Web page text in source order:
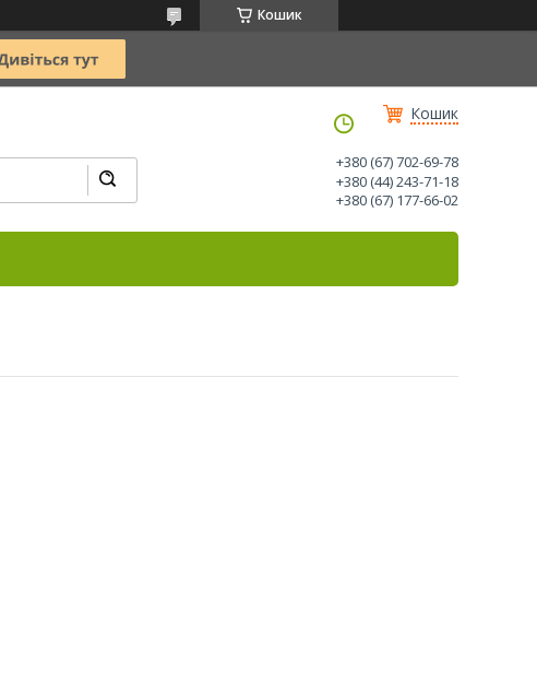
Кошик
Кошик
+380 (67) 702-69-78
+380 (44) 243-71-18
+380 (67) 177-66-02